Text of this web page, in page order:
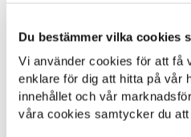
Du bestämmer vilka cookies
Vi använder cookies för att få
enklare för dig att hitta på vår
innehållet och vår
våra cookies samtycker du
transportera panten.
Vi vet att de allra flesta vill
kan kännas svårt när